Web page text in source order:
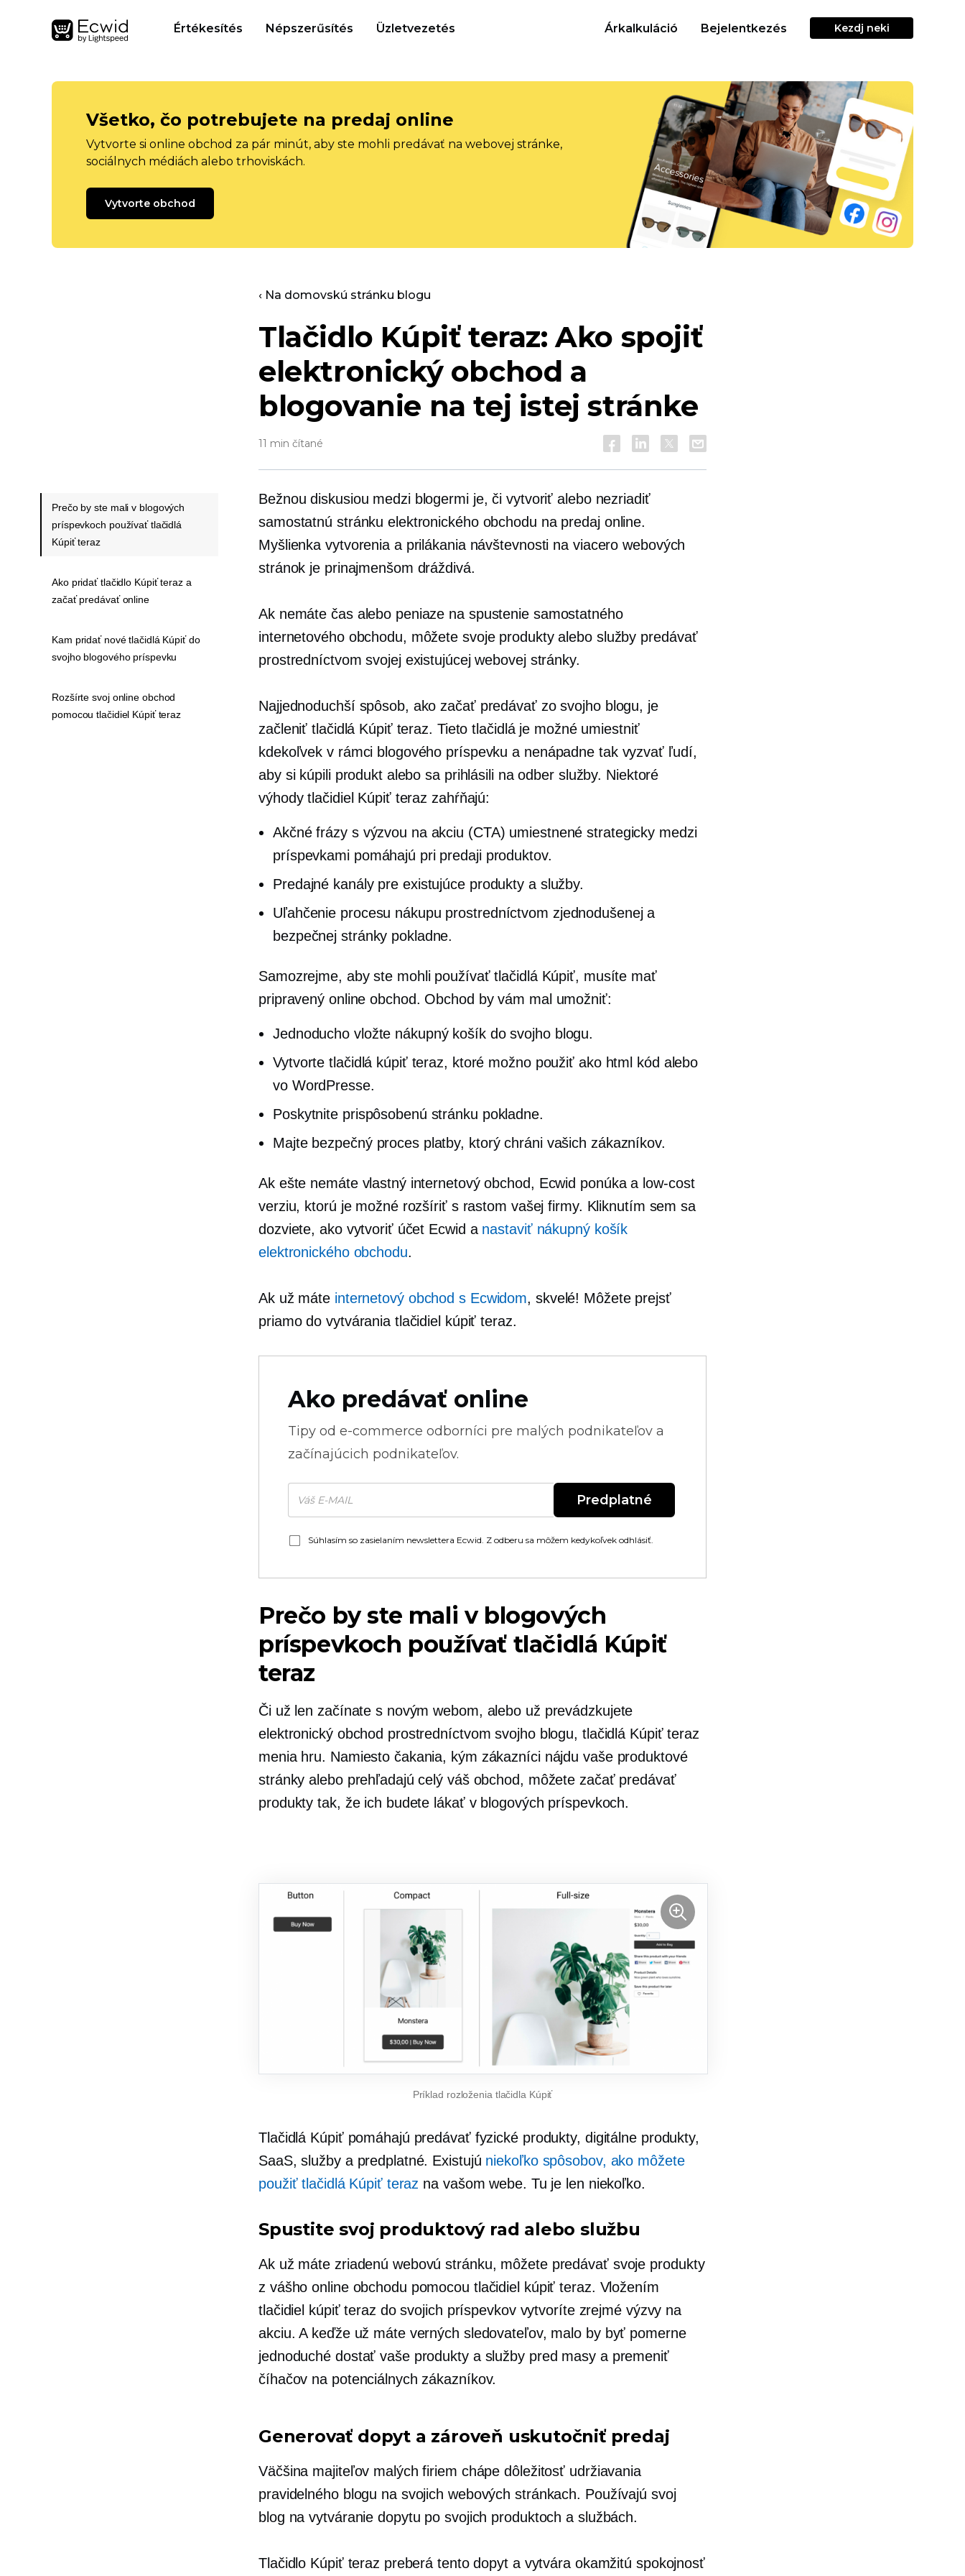
Értékesítés Népszerűsítés Üzletvezetés Árkalkuláció Bejelentkezés Kezdj neki
Všetko, čo potrebujete na predaj online
Vytvorte si online obchod za pár minút, aby ste mohli predávať na webovej stránke,
sociálnych médiách alebo trhoviskách.
Vytvorte obchod
‹ Na domovskú stránku blogu
Tlačidlo Kúpiť teraz: Ako spojiť
elektronický obchod a
blogovanie na tej istej stránke
11 min čítané
Bežnou diskusiou medzi blogermi je, či vytvoriť alebo nezriadiť
samostatnú stránku elektronického obchodu na predaj online.
Myšlienka vytvorenia a prilákania návštevnosti na viacero webových
stránok je prinajmenšom dráždivá.
Ak nemáte čas alebo peniaze na spustenie samostatného
internetového obchodu, môžete svoje produkty alebo služby predávať
prostredníctvom svojej existujúcej webovej stránky.
Najjednoduchší spôsob, ako začať predávať zo svojho blogu, je
začleniť tlačidlá Kúpiť teraz. Tieto tlačidlá je možné umiestniť
kdekoľvek v rámci blogového príspevku a nenápadne tak vyzvať ľudí,
aby si kúpili produkt alebo sa prihlásili na odber služby. Niektoré
výhody tlačidiel Kúpiť teraz zahŕňajú:
Akčné frázy s výzvou na akciu (CTA) umiestnené strategicky medzi
príspevkami pomáhajú pri predaji produktov.
Predajné kanály pre existujúce produkty a služby.
Uľahčenie procesu nákupu prostredníctvom zjednodušenej a
bezpečnej stránky pokladne.
Samozrejme, aby ste mohli používať tlačidlá Kúpiť, musíte mať
pripravený online obchod. Obchod by vám mal umožniť:
Jednoducho vložte nákupný košík do svojho blogu.
Vytvorte tlačidlá kúpiť teraz, ktoré možno použiť ako html kód alebo
vo WordPresse.
Poskytnite prispôsobenú stránku pokladne.
Majte bezpečný proces platby, ktorý chráni vašich zákazníkov.
Ak ešte nemáte vlastný internetový obchod, Ecwid ponúka a low-cost
verziu, ktorú je možné rozšíriť s rastom vašej firmy. Kliknutím sem sa
dozviete, ako vytvoriť účet Ecwid a nastaviť nákupný košík
elektronického obchodu.
Ak už máte internetový obchod s Ecwidom, skvelé! Môžete prejsť
priamo do vytvárania tlačidiel kúpiť teraz.
Ako predávať online
Tipy od e-commerce odborníci pre malých podnikateľov a
začínajúcich podnikateľov.
Predplatné
Súhlasím so zasielaním newslettera Ecwid. Z odberu sa môžem kedykoľvek odhlásiť.
Prečo by ste mali v blogových
príspevkoch používať tlačidlá Kúpiť
teraz
Či už len začínate s novým webom, alebo už prevádzkujete
elektronický obchod prostredníctvom svojho blogu, tlačidlá Kúpiť teraz
menia hru. Namiesto čakania, kým zákazníci nájdu vaše produktové
stránky alebo prehľadajú celý váš obchod, môžete začať predávať
produkty tak, že ich budete lákať v blogových príspevkoch.
Príklad rozloženia tlačidla Kúpiť
Tlačidlá Kúpiť pomáhajú predávať fyzické produkty, digitálne produkty,
SaaS, služby a predplatné. Existujú niekoľko spôsobov, ako môžete
použiť tlačidlá Kúpiť teraz na vašom webe. Tu je len niekoľko.
Spustite svoj produktový rad alebo službu
Ak už máte zriadenú webovú stránku, môžete predávať svoje produkty
z vášho online obchodu pomocou tlačidiel kúpiť teraz. Vložením
tlačidiel kúpiť teraz do svojich príspevkov vytvoríte zrejmé výzvy na
akciu. A keďže už máte verných sledovateľov, malo by byť pomerne
jednoduché dostať vaše produkty a služby pred masy a premeniť
číhačov na potenciálnych zákazníkov.
Generovať dopyt a zároveň uskutočniť predaj
Väčšina majiteľov malých firiem chápe dôležitosť udržiavania
pravidelného blogu na svojich webových stránkach. Používajú svoj
blog na vytváranie dopytu po svojich produktoch a službách.
Tlačidlo Kúpiť teraz preberá tento dopyt a vytvára okamžitú spokojnosť
Prečo by ste mali v blogových
príspevkoch používať tlačidlá
Kúpiť teraz
Ako pridať tlačidlo Kúpiť teraz a
začať predávať online
Kam pridať nové tlačidlá Kúpiť do
svojho blogového príspevku
Rozšírte svoj online obchod
pomocou tlačidiel Kúpiť teraz